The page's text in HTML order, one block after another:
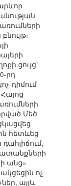
ցույց՝
րդ
դիմում
Հայոց
Մեծ
հետևեց
անց»
ոչ
այլև